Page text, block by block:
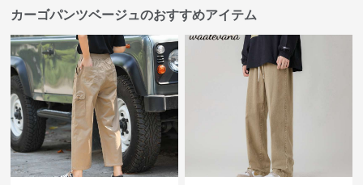
カーゴパンツベージュのおすすめアイテム